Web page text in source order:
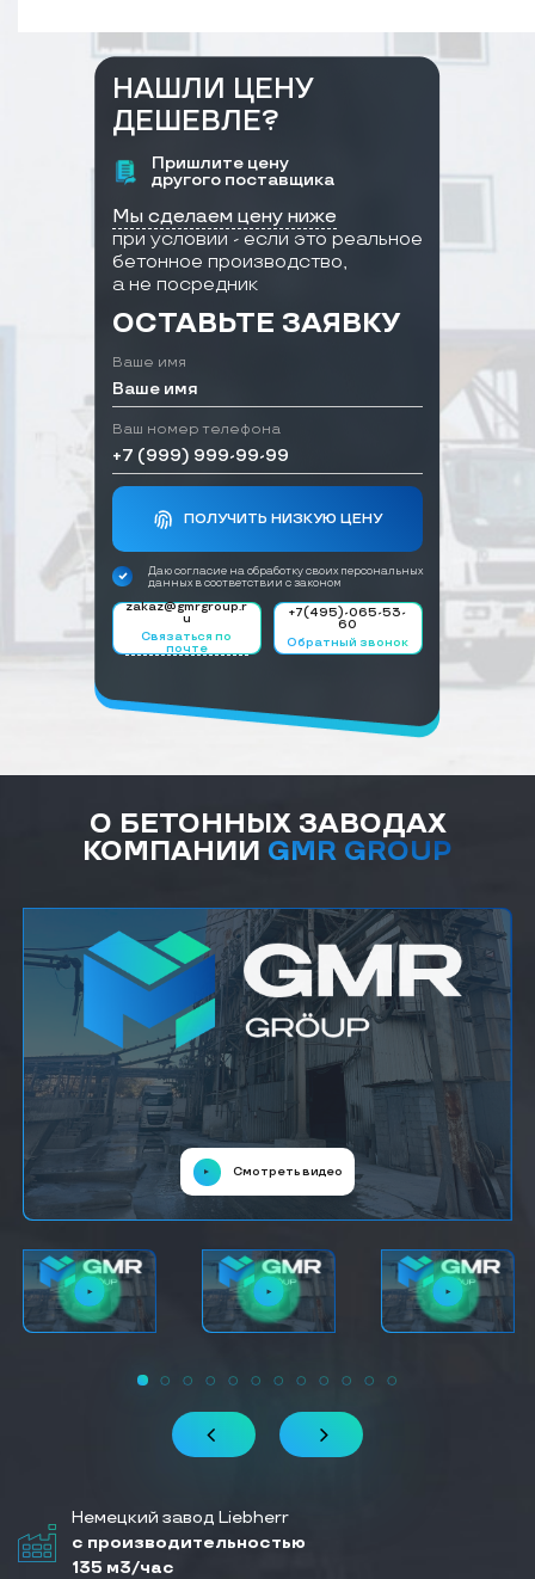
НАШЛИ ЦЕНУ
ДЕШЕВЛЕ?
Пришлите цену
другого поставщика
Мы сделаем цену ниже
при условии - если это реальное
бетонное производство,
а не посредник
ОСТАВЬТЕ ЗАЯВКУ
Ваше имя
Ваш номер телефона
ПОЛУЧИТЬ НИЗКУЮ ЦЕНУ
Даю согласие на обработку своих персональных
данных в соответствии с законом
zakaz@gmrgroup.r
u
Связаться по
почте
+7(495)-065-53-
60
Обратный звонок
О БЕТОННЫХ ЗАВОДАХ
КОМПАНИИ GMR GROUP
Смотреть видео
Немецкий завод Liebherr
с производительностью
135 м3/час